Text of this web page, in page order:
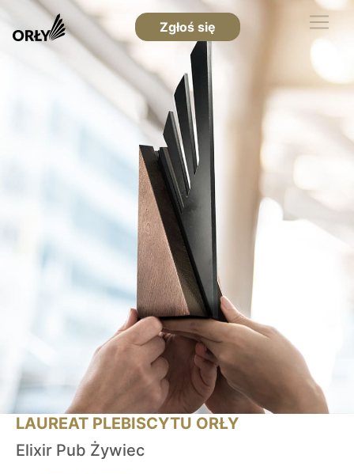
Zgłoś się
LAUREAT PLEBISCYTU ORŁY
Elixir Pub Żywiec